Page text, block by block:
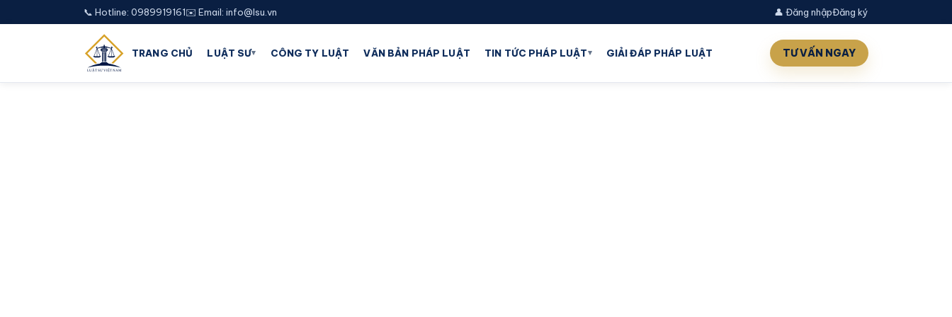
📞 Hotline: 0989919161✉️ Email: info@lsu.vn 👤 Đăng nhậpĐăng ký
TRANG CHỦ LUẬT SƯ▾ CÔNG TY LUẬT VĂN BẢN PHÁP LUẬT TIN TỨC PHÁP LUẬT▾ GIẢI ĐÁP PHÁP LUẬT TƯ VẤN NGAY